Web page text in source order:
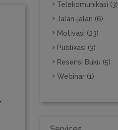
Telekomunikasi (3)
Jalan-jalan (6)
Motivasi (23)
Publikasi (3)
Resensi Buku (5)
Webinar (1)